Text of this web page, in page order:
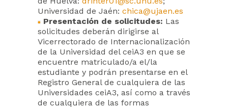
Universidad de Jaén: chica@ujaen.es
Presentación de solicitudes: Las
solicitudes deberán dirigirse al
Vicerrectorado de Internacionalización
de la Universidad del ceiA3 en que se
encuentre matriculado/a el/la
estudiante y podrán presentarse en el
Registro General de cualquiera de las
Universidades ceiA3, así como a través
de cualquiera de las formas